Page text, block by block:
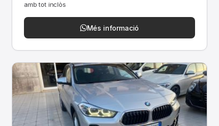
amb tot inclòs
Més informació